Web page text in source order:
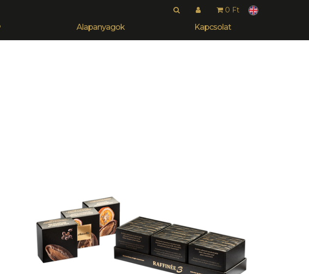
0 Ft
Alapanyagok Kapcsolat